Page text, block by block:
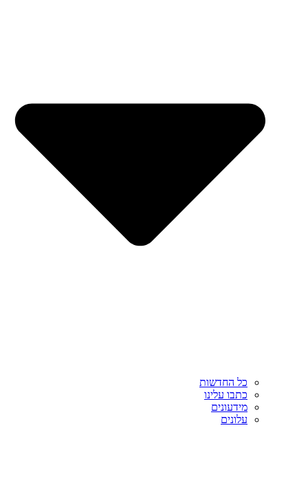
כל החדשות
כתבו עלינו
מידעונים
עלונים